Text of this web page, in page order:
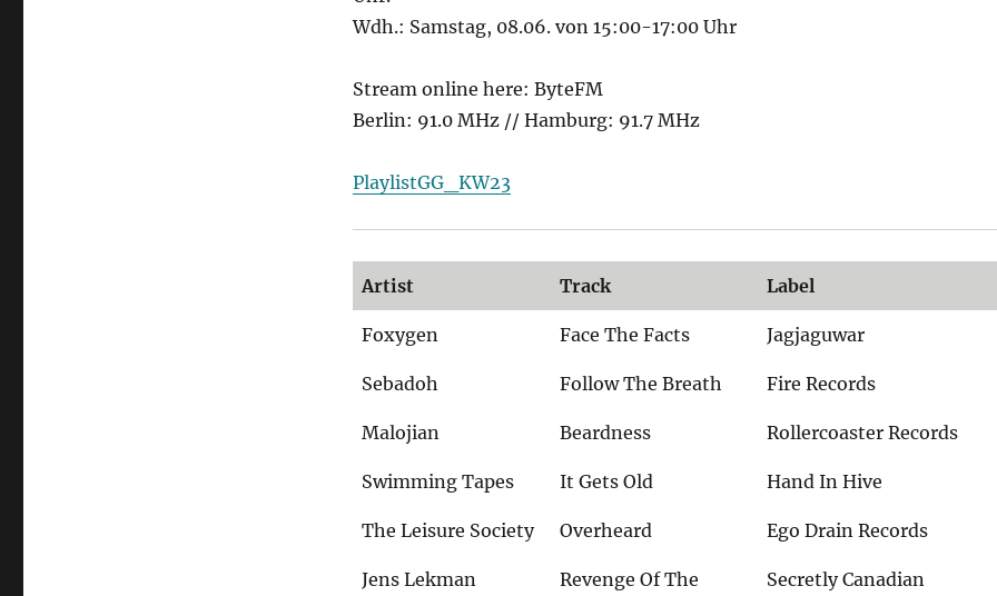
Wdh.: Samstag, 08.06. von 15:00-17:00 Uhr
Stream online here: ByteFM
Berlin: 91.0 MHz // Hamburg: 91.7 MHz
PlaylistGG_KW23
Artist Track Label
Foxygen Face The Facts Jagjaguwar
Sebadoh Follow The Breath Fire Records
Malojian Beardness Rollercoaster Records
Swimming Tapes It Gets Old Hand In Hive
The Leisure Society Overheard Ego Drain Records
Jens Lekman
Revenge Of The
Secretly Canadian